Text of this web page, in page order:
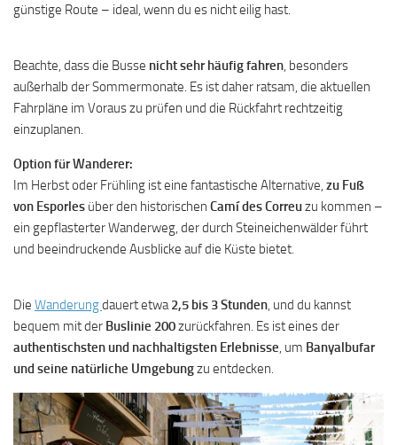
günstige Route – ideal, wenn du es nicht eilig hast.
Beachte, dass die Busse nicht sehr häufig fahren , besonders
außerhalb der Sommermonate. Es ist daher ratsam, die aktuellen
Fahrpläne im Voraus zu prüfen und die Rückfahrt rechtzeitig
einzuplanen.
Option für Wanderer:
Im Herbst oder Frühling ist eine fantastische Alternative, zu Fuß
von Esporles über den historischen Camí des Correuzu kommen –
ein gepflasterter Wanderweg, der durch Steineichenwälder führt
und beeindruckende Ausblicke auf die Küste bietet.
Die Wanderungdauert etwa 2,5 bis 3 Stunden , und du kannst
bequem mit der Buslinie 200zurückfahren. Es ist eines der
authentischsten und nachhaltigsten Erlebnisse , um Banyalbufar
und seine natürliche Umgebungzu entdecken.